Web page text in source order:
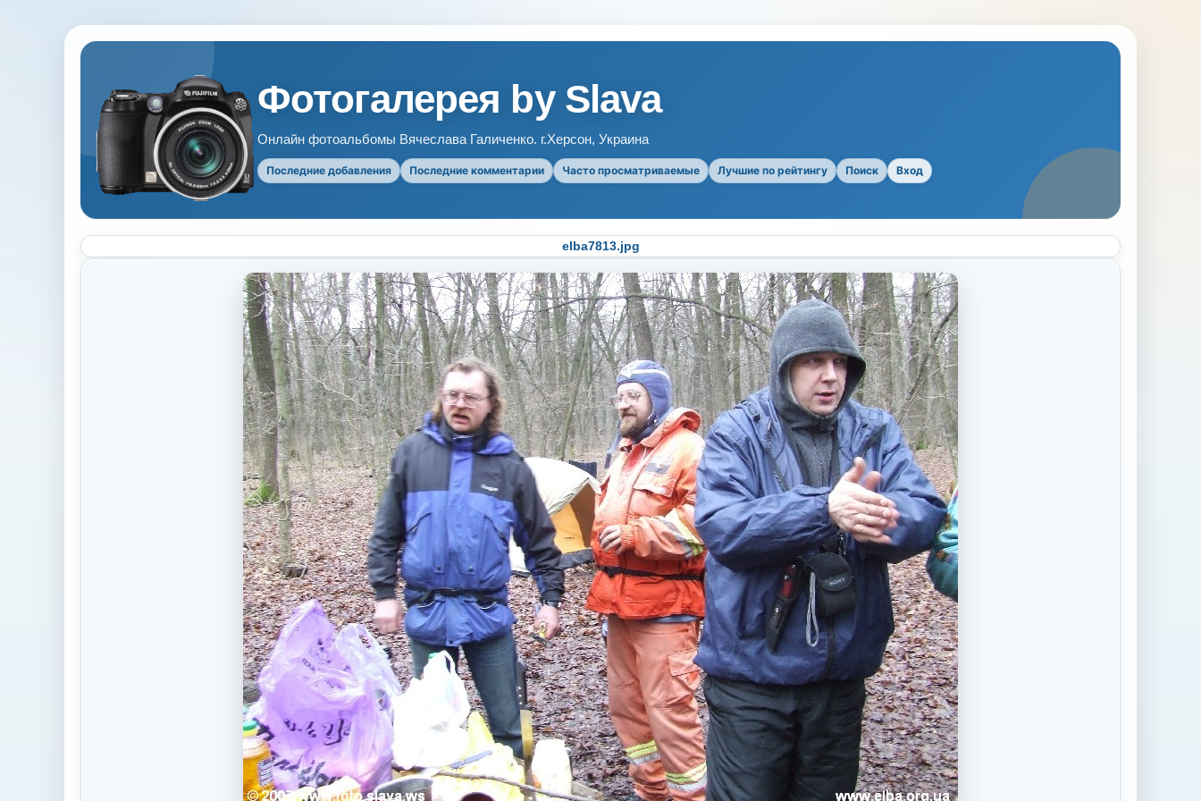
Фотогалерея by Slava
Онлайн фотоальбомы Вячеслава Галиченко. г.Херсон, Украина
Последние добавления Последние комментарии Часто просматриваемые Лучшие по рейтингу Поиск Вход
DSCF7431.jpg
ОСТАНОВИТЬ СЛАЙД-ШОУ